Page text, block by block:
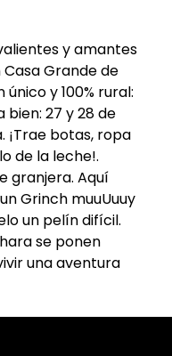
y amantes
Grande de
y 100% rural:
bien: 27 y 28 de
¡Trae botas, ropa
de la leche!.
granjera. Aquí
Grinch muuUuuy
un pelín difícil.
se ponen
una aventura